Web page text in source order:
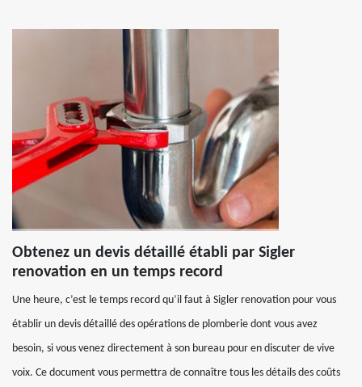
Obtenez un devis détaillé établi par Sigler
renovation en un temps record
Une heure, c’est le temps record qu’il faut à Sigler renovation pour vous
établir un devis détaillé des opérations de plomberie dont vous avez
besoin, si vous venez directement à son bureau pour en discuter de vive
voix. Ce document vous permettra de connaître tous les détails des coûts